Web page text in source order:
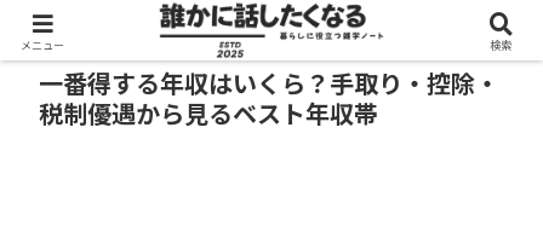
一番得する年収はいくら？手取り・控除・
税制優遇から見るベスト年収帯
メニュー 検索